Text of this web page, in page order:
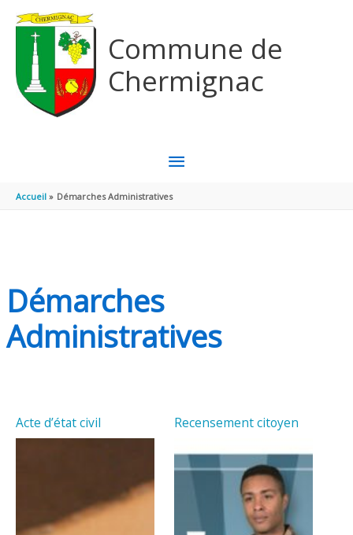
Commune de
Chermignac
MENU
PRINCIPAL
Accueil Démarches Administratives
Démarches
Administratives
Acte d’état civil Recensement citoyen